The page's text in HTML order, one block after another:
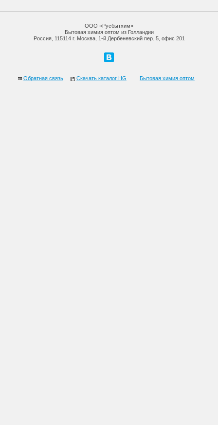
ООО «Русбытхим»
Бытовая химия оптом из Голландии
Россия, 115114 г. Москва, 1-й Дербеневский пер. 5, офис 201
Обратная связь Скачать каталог HG Бытовая химия оптом